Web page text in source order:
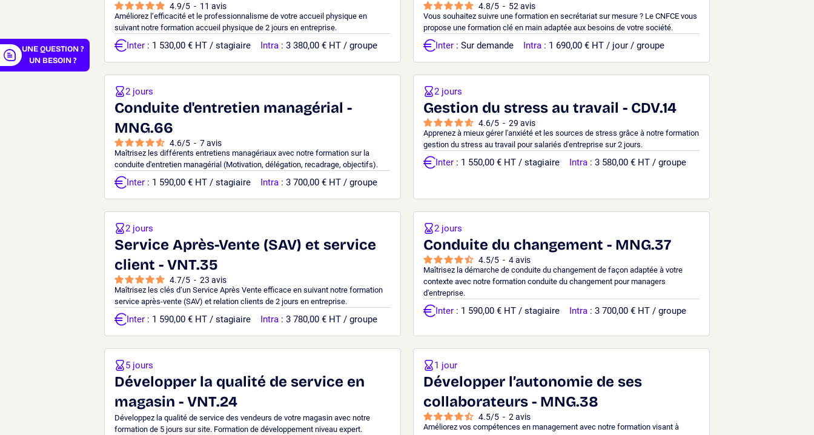
4.9/5 - 11 avis
Améliorez l‘efficacité et le professionnalisme de votre accueil physique en
suivant notre formation accueil physique de 2 jours en entreprise.
Inter : 1 530,00 € HT / stagiaire Intra : 3 380,00 € HT / groupe
4.8/5 - 52 avis
Vous souhaitez suivre une formation en secrétariat sur mesure ? Le CNFCE vous
propose une formation clé en main adaptée aux besoins de votre société.
Inter : Sur demande Intra : 1 690,00 € HT / jour / groupe
Conduite d'entretien managérial -
MNG.66
4.6/5 - 7avis
Maîtrisez les différents entretiens managériaux avec notre formation sur la
conduite d'entretien managérial (Motivation, délégation, recadrage, objectifs).
2 jours
Inter : 1 590,00 € HT / stagiaire Intra : 3 700,00 € HT / groupe
Gestion du stress au travail - CDV.14
4.6/5 - 29 avis
Apprenez à mieux gérer l'anxiété et les sources de stress grâce à notre formation
gestion du stress au travail pour salariés d'entreprise sur 2 jours.
2 jours
Inter : 1 550,00 € HT / stagiaire Intra : 3 580,00 € HT / groupe
Service Après-Vente (SAV) et service
client - VNT.35
4.7/5 - 23 avis
Maîtrisez les clés d‘un Service Après Vente efficace en suivant notre formation
service après-vente (SAV) et relation clients de 2 jours en entreprise.
2 jours
Inter : 1 590,00 € HT / stagiaire Intra : 3 780,00 € HT / groupe
Conduite du changement - MNG.37
4.5/5 - 4avis
Maîtrisez la démarche de conduite du changement de façon adaptée à votre
contexte avec notre formation conduite du changement pour managers
d'entreprise.
2 jours
Inter : 1 590,00 € HT / stagiaire Intra : 3 700,00 € HT / groupe
Développer la qualité de service en
magasin - VNT.24
Développez la qualité de service des vendeurs de votre magasin avec notre
formation de 5 jours sur site. Formation de développement niveau expert.
5 jours
Développer l’autonomie de ses
collaborateurs - MNG.38
4.5/5 - 2 avis
Améliorez vos compétences en management avec notre formation visant à
1 jour
UNE QUESTION ?
UN BESOIN ?